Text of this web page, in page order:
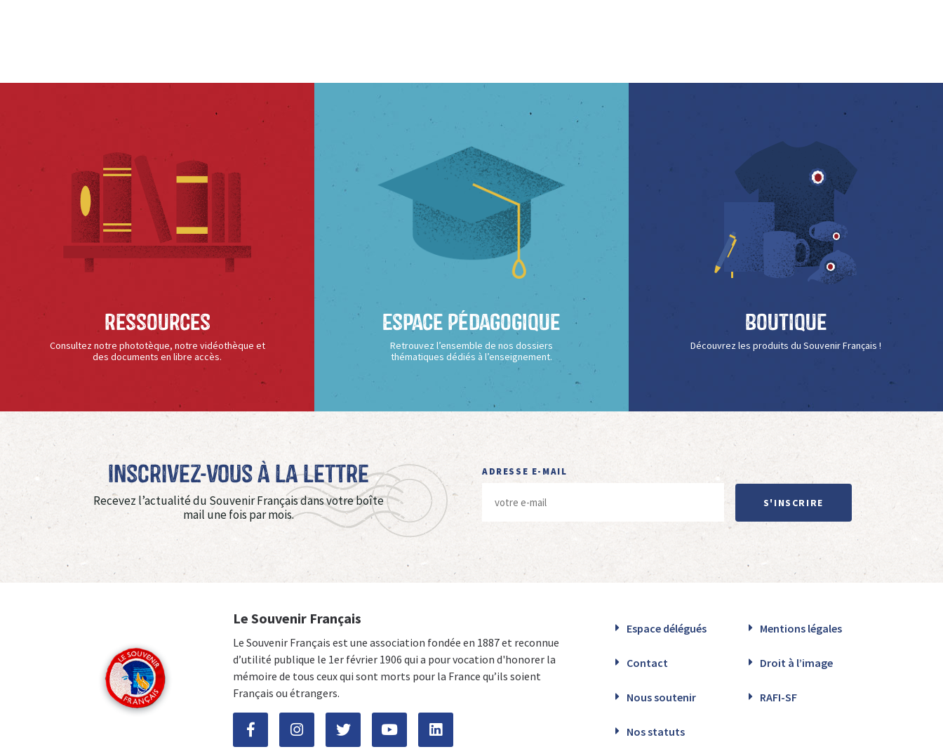
Ressources
Consultez notre phototèque, notre vidéothèque et
des documents en libre accès.
Espace Pédagogique
Retrouvez l’ensemble de nos dossiers
thématiques dédiés à l’enseignement.
Boutique
Découvrez les produits du Souvenir Français !
Inscrivez-vous à La Lettre
Recevez l’actualité du Souvenir Français dans votre boîte
mail une fois par mois.
ADRESSE E-MAIL
S'INSCRIRE
Le Souvenir Français
Le Souvenir Français est une association fondée en 1887 et reconnue
d’utilité publique le 1er février 1906 qui a pour vocation d'honorer la
mémoire de tous ceux qui sont morts pour la France qu’ils soient
Français ou étrangers.
Espace délégués Mentions légales
Contact Droit à l’image
Nous soutenir RAFI-SF
Nos statuts